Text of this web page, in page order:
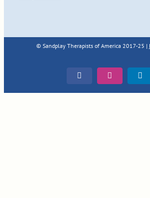
© Sandplay Therapists of America 2017-25 |
FacebookInstagram